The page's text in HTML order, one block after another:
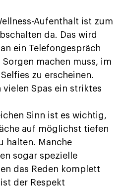
Aufenthalt ist zum
da. Das wird
ein Telefongespräch
machen muss, im
zu erscheinen.
vielen Spas ein striktes
Sinn ist es wichtig,
auf möglichst tiefen
halten. Manche
sogar spezielle
das Reden komplett
der Respekt